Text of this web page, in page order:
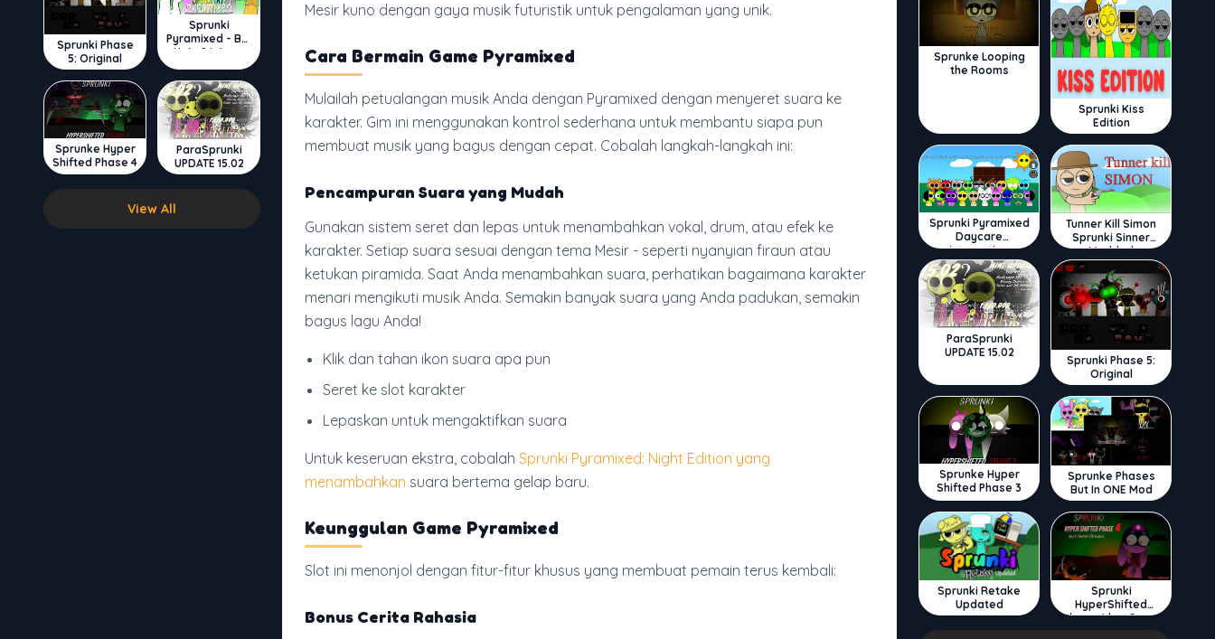
Sprunki Phase
5: Original
Sprunki
Pyramixed - But
Upin & Ipin oc
Sprunke Hyper
Shifted Phase 4
ParaSprunki
UPDATE 15.02
View All
Mesir kuno dengan gaya musik futuristik untuk pengalaman yang unik.
Cara Bermain Game Pyramixed
Mulailah petualangan musik Anda dengan Pyramixed dengan menyeret suara ke
karakter. Gim ini menggunakan kontrol sederhana untuk membantu siapa pun
membuat musik yang bagus dengan cepat. Cobalah langkah-langkah ini:
Pencampuran Suara yang Mudah
Gunakan sistem seret dan lepas untuk menambahkan vokal, drum, atau efek ke
karakter. Setiap suara sesuai dengan tema Mesir - seperti nyanyian firaun atau
ketukan piramida. Saat Anda menambahkan suara, perhatikan bagaimana karakter
menari mengikuti musik Anda. Semakin banyak suara yang Anda padukan, semakin
bagus lagu Anda!
Klik dan tahan ikon suara apa pun
Seret ke slot karakter
Lepaskan untuk mengaktifkan suara
Untuk keseruan ekstra, cobalah Sprunki Pyramixed: Night Edition yang
menambahkan suara bertema gelap baru.
Keunggulan Game Pyramixed
Slot ini menonjol dengan fitur-fitur khusus yang membuat pemain terus kembali:
Bonus Cerita Rahasia
Sprunke Looping
the Rooms
Sprunki Kiss
Edition
Sprunki Pyramixed
Daycare
Interactive
Tunner Kill Simon
Sprunki Sinner
Modded
ParaSprunki
UPDATE 15.02
Sprunki Phase 5:
Original
Sprunke Hyper
Shifted Phase 3
Sprunke Phases
But In ONE Mod
Sprunki Retake
Updated
Sprunki
HyperShifted
Phase 4 but Swap
Double